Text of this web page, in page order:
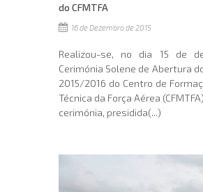
do CFMTFA
16 de Dezembro de 2015
Realizou-se, no dia 15 de
Cerimónia Solene de Abertura
2015/2016 do Centro de
Técnica da Força Aérea
cerimónia, presidida(...)